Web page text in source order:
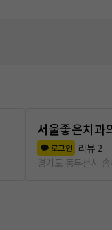
서울좋은치과
로그인 리뷰 2
경기도 동두천시